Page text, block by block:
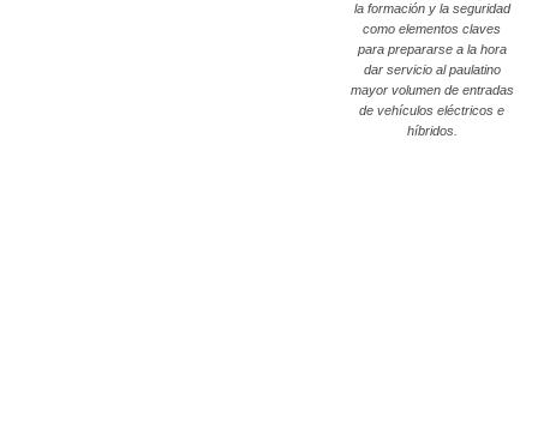
la formación y la seguridad
como elementos claves
para prepararse a la hora
dar servicio al paulatino
mayor volumen de entradas
de vehículos eléctricos e
híbridos.